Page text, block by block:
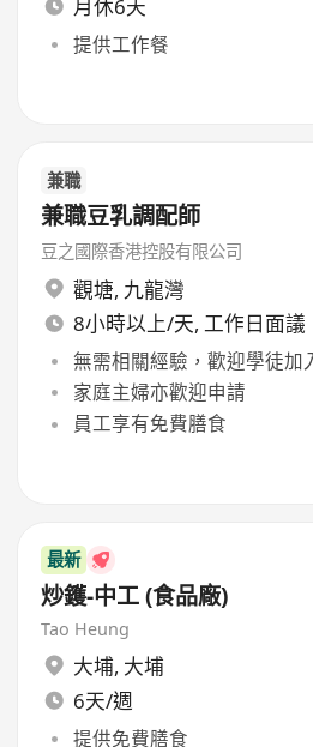
月休6天
提供工作餐
兼職
兼職豆乳調配師
豆之國際香港控股有限公司
觀塘, 九龍灣
8小時以上/天, 工作日面議
無需相關經驗，歡迎學徒加
家庭主婦亦歡迎申請
員工享有免費膳食
最新
炒鑊-中工 (食品廠)
Tao Heung
大埔, 大埔
6天/週
提供免費膳食